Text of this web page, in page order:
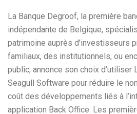
La Banque Degroof, la première
indépendante de Belgique,
patrimoine auprès d’investisseurs
familiaux, des institutionnels, ou
public, annonce son choix d’utiliser
Seagull Software pour réduire le
coût des développements liés à
application Back Office. Les